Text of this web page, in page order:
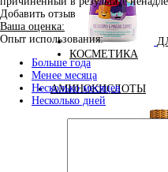
КОСМЕТИКА
АМИНОКИСЛОТЫ
Добавить отзыв
Ваша оценка:
Опыт использования:
Больше года
Менее месяца
Несколько месяцев
Несколько дней